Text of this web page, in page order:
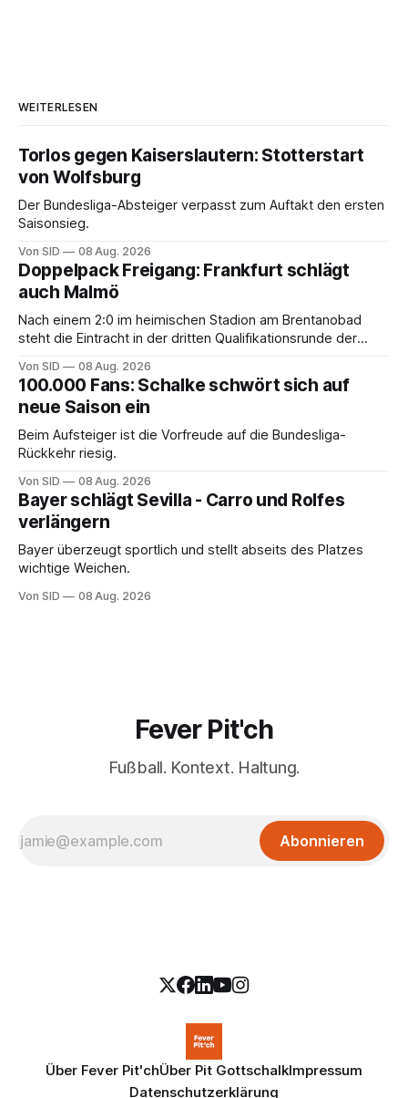
WEITERLESEN
Torlos gegen Kaiserslautern: Stotterstart
von Wolfsburg
Der Bundesliga-Absteiger verpasst zum Auftakt den ersten
Saisonsieg.
Von SID 08 Aug. 2026
Doppelpack Freigang: Frankfurt schlägt
auch Malmö
Nach einem 2:0 im heimischen Stadion am Brentanobad
steht die Eintracht in der dritten Qualifikationsrunde der
Von SID 08 Aug. 2026
100.000 Fans: Schalke schwört sich auf
neue Saison ein
Beim Aufsteiger ist die Vorfreude auf die Bundesliga-
Rückkehr riesig.
Von SID 08 Aug. 2026
Bayer schlägt Sevilla - Carro und Rolfes
verlängern
Bayer überzeugt sportlich und stellt abseits des Platzes
wichtige Weichen.
Von SID 08 Aug. 2026
Fever Pit'ch
Fußball. Kontext. Haltung.
Abonnieren
Über Fever Pit'chÜber Pit GottschalkImpressum
Datenschutzerklärung